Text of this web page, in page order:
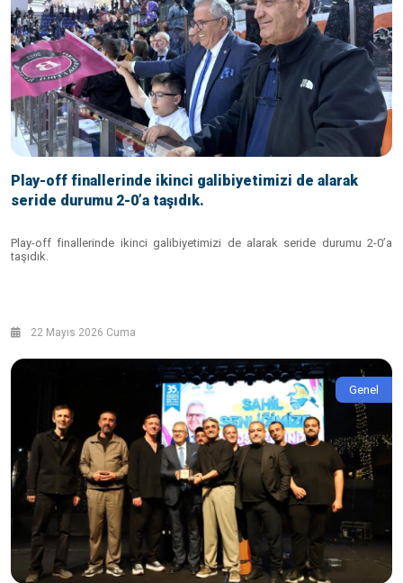
Play-off finallerinde ikinci galibiyetimizi de alarak
seride durumu 2-0’a taşıdık.
Play-off finallerinde ikinci galibiyetimizi de alarak seride durumu 2-0’a
taşıdık.
22 Mayıs 2026 Cuma
Genel